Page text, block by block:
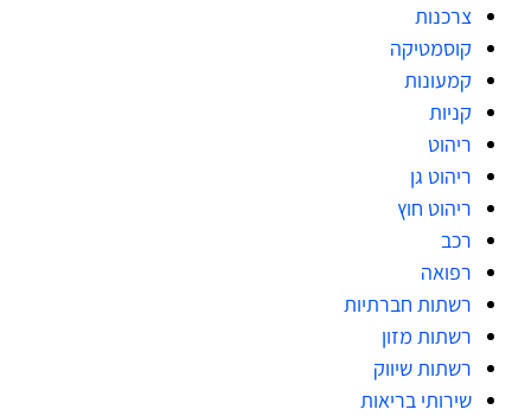
צרכנות
קוסמטיקה
קמעונות
קניות
ריהוט
ריהוט גן
ריהוט חוץ
רכב
רפואה
רשתות חברתיות
רשתות מזון
רשתות שיווק
שירותי בריאות